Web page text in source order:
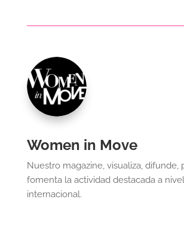
Women in Move
Nuestro magazine, visualiza, difunde,
fomenta la actividad destacada a
internacional.